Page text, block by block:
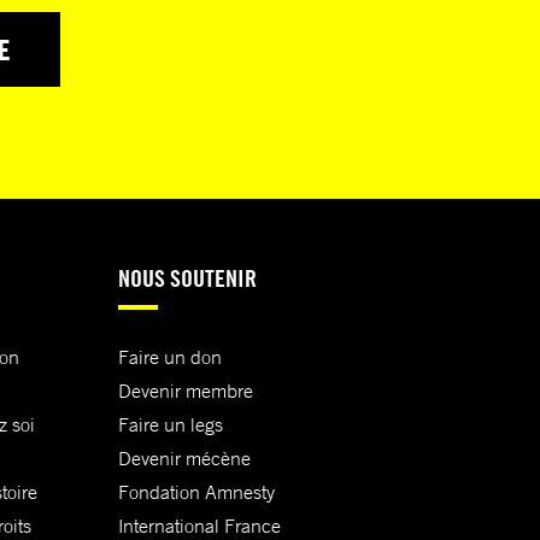
soi
NOUS SOUTENIR
Faire un don
Devenir membre
Faire un legs
Devenir mécène
Fondation Amnesty
International France